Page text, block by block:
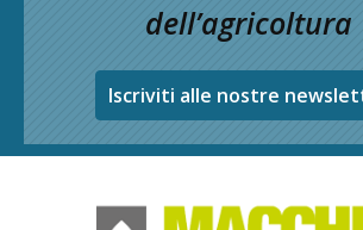
dell’agricoltura
Iscriviti alle nostre